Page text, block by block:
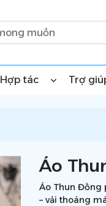
Hợp tác Trợ
Áo
Áo Thun Đồng
– vải thoáng